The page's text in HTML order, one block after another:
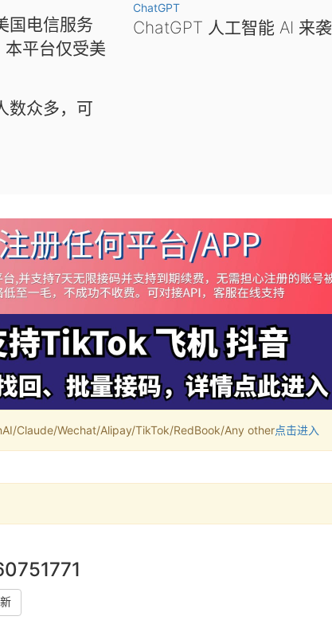
国电信服务
平台仅受美
数众多，可
ChatGPT
ChatGPT 人工智能 AI 来袭
Claude/Wechat/Alipay/TikTok/RedBook/Any other点击进入